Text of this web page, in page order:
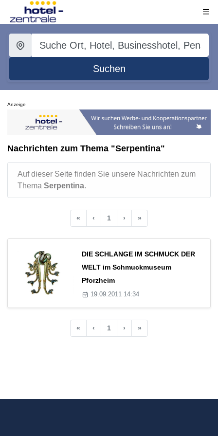
Suchen
Anzeige
Nachrichten zum Thema "Serpentina"
Auf dieser Seite finden Sie unsere Nachrichten zum
Thema Serpentina.
« ‹ 1 › »
DIE SCHLANGE IM SCHMUCK DER
WELT im Schmuckmuseum
Pforzheim
19.09.2011 14:34
« ‹ 1 › »